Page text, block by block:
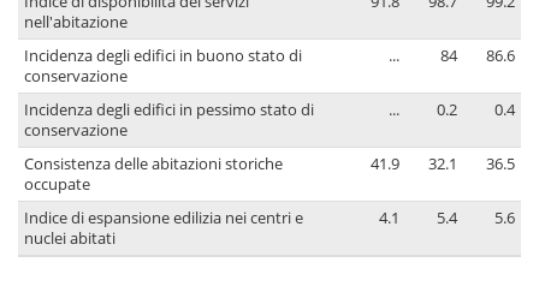
nell'abitazione
Incidenza degli edifici in buono stato di
conservazione
... 84 86.6
Incidenza degli edifici in pessimo stato di
conservazione
... 0.2 0.4
Consistenza delle abitazioni storiche
occupate
41.9 32.1 36.5
Indice di espansione edilizia nei centri e
nuclei abitati
4.1 5.4 5.6